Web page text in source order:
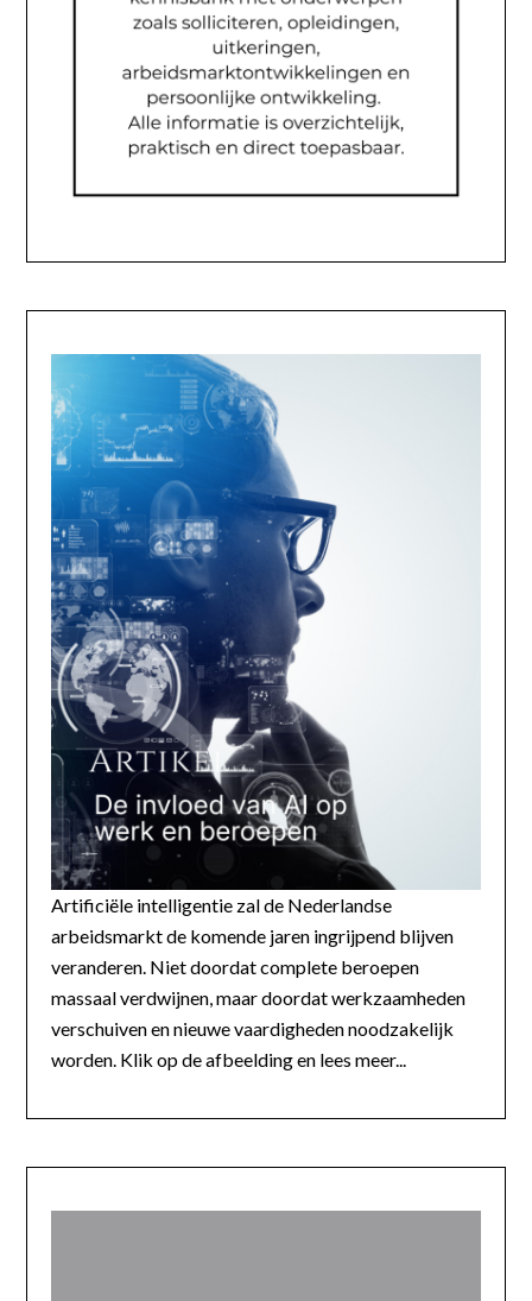
Artificiële intelligentie zal de Nederlandse
arbeidsmarkt de komende jaren ingrijpend blijven
veranderen. Niet doordat complete beroepen
massaal verdwijnen, maar doordat werkzaamheden
verschuiven en nieuwe vaardigheden noodzakelijk
worden. Klik op de afbeelding en lees meer...